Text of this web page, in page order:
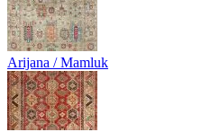
Arijana / Mamluk